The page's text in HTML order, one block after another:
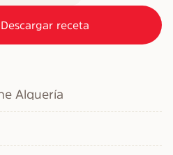
Descargar receta
Alquería